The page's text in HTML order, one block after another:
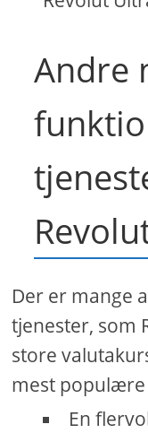
Andre
Der er mange
tjenester, som
store
mest populære
En